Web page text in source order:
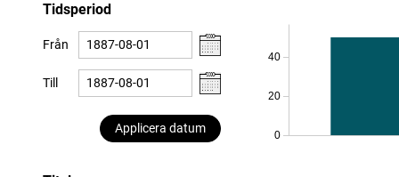
Tidsperiod
Från
Till
Applicera datum
0
20
40